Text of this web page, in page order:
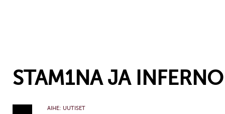
STAM1NA JA INFERNO
AIHE: UUTISET